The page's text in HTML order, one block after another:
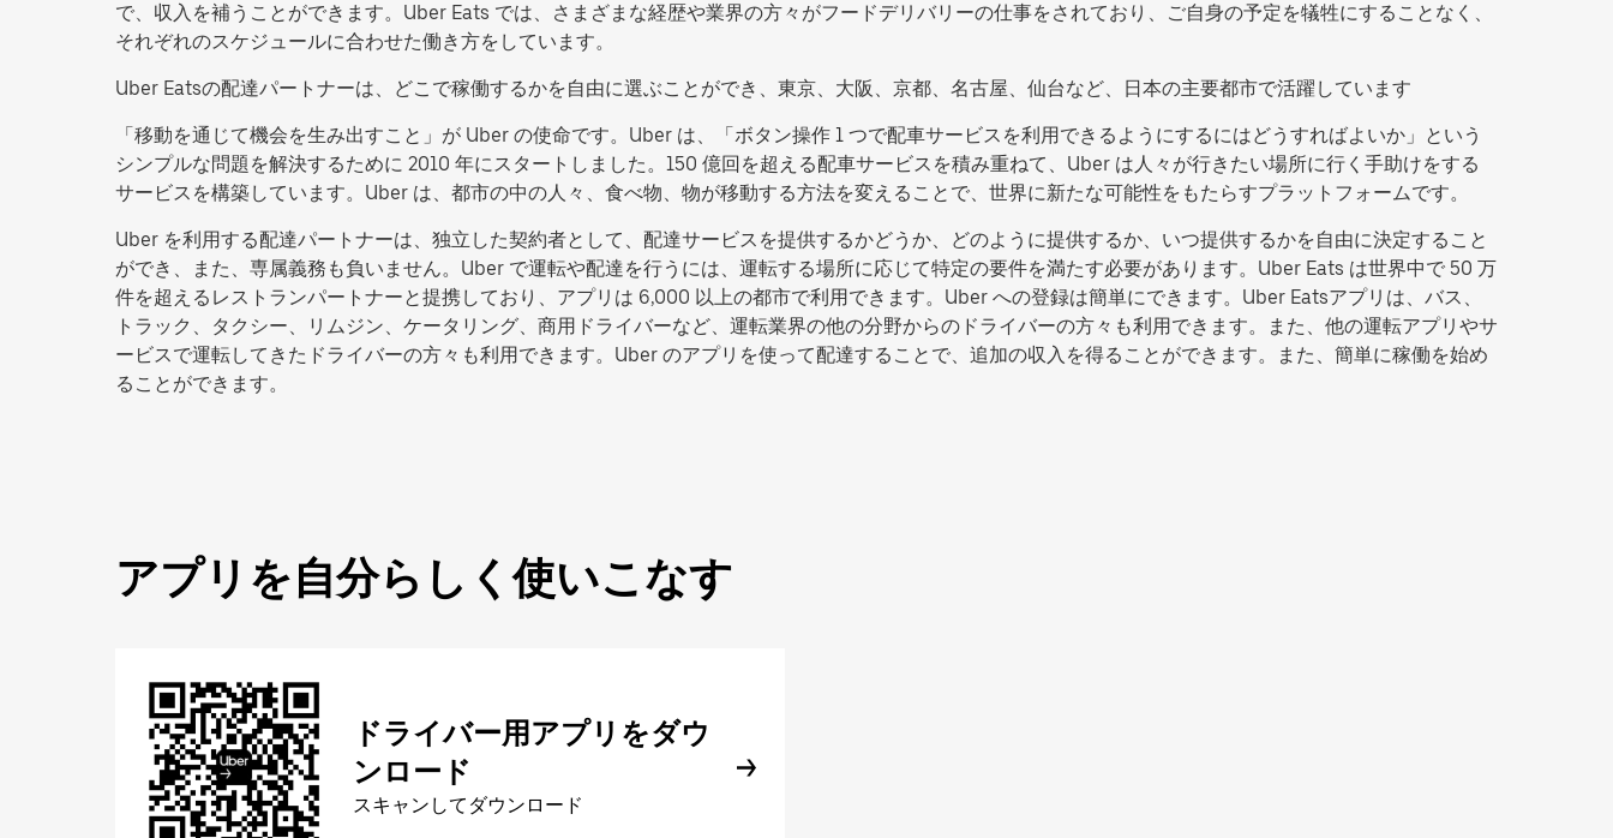
で、収入を補うことができます。Uber Eats では、さまざまな経歴や業界の方々がフードデリバリーの仕事をされており、ご自身の予定を犠牲にすることなく、
それぞれのスケジュールに合わせた働き方をしています。
Uber Eatsの配達パートナーは、どこで稼働するかを自由に選ぶことができ、東京、大阪、京都、名古屋、仙台など、日本の主要都市で活躍しています
「移動を通じて機会を生み出すこと」が Uber の使命です。Uber は、「ボタン操作 1 つで配車サービスを利用できるようにするにはどうすればよいか」という
シンプルな問題を解決するために 2010 年にスタートしました。150 億回を超える配車サービスを積み重ねて、Uber は人々が行きたい場所に行く手助けをする
サービスを構築しています。Uber は、都市の中の人々、食べ物、物が移動する方法を変えることで、世界に新たな可能性をもたらすプラットフォームです。
Uber を利用する配達パートナーは、独立した契約者として、配達サービスを提供するかどうか、どのように提供するか、いつ提供するかを自由に決定すること
ができ、また、専属義務も負いません。Uber で運転や配達を行うには、運転する場所に応じて特定の要件を満たす必要があります。Uber Eats は世界中で 50 万
件を超えるレストランパートナーと提携しており、アプリは 6,000 以上の都市で利用できます。Uber への登録は簡単にできます。Uber Eatsアプリは、バス、
トラック、タクシー、リムジン、ケータリング、商用ドライバーなど、運転業界の他の分野からのドライバーの方々も利用できます。また、他の運転アプリやサ
ービスで運転してきたドライバーの方々も利用できます。Uber のアプリを使って配達することで、追加の収入を得ることができます。また、簡単に稼働を始め
ることができます。
アプリを自分らしく使いこなす
ドライバー用アプリをダウ
ンロード
スキャンしてダウンロード